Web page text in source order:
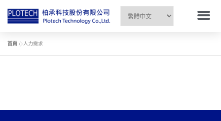
首頁 »人力需求